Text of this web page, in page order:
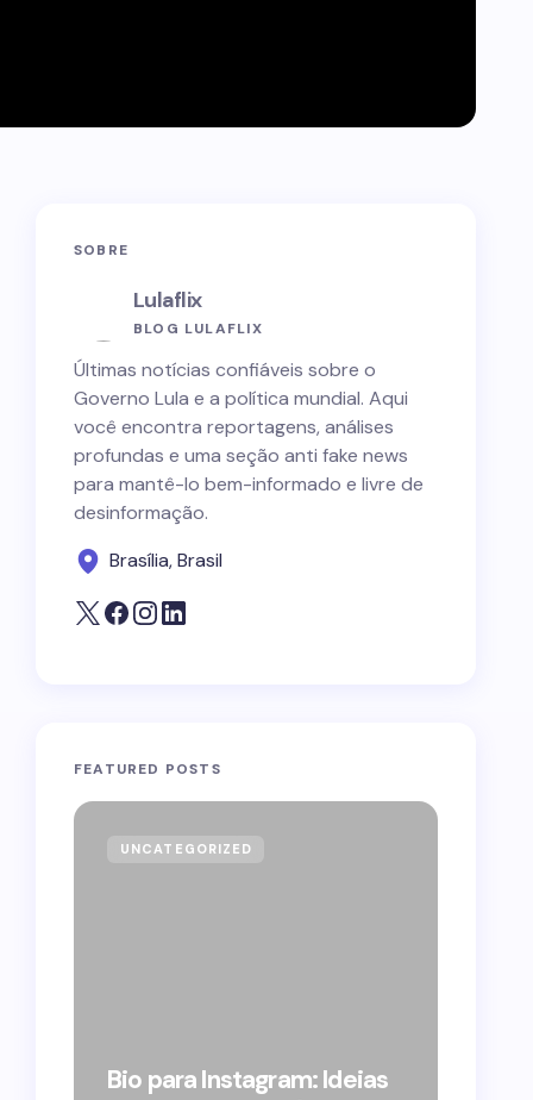
SOBRE
Lulaflix
BLOG LULAFLIX
Últimas notícias confiáveis sobre o
Governo Lula e a política mundial. Aqui
você encontra reportagens, análises
profundas e uma seção anti fake news
para mantê-lo bem-informado e livre de
desinformação.
Brasília, Brasil
FEATURED POSTS
UNCATEGORIZED
Bio para Instagram: Ideias